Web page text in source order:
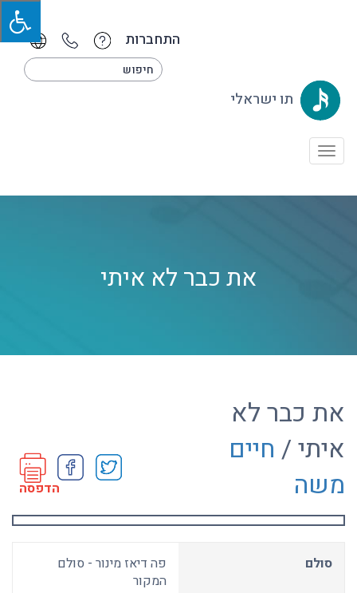
התחברות
תו ישראלי
Toggle
את כבר לא איתי
את כבר לא
איתי / חיים
משה
הדפסה
סולם
פה דיאז מינור - סולם
המקור